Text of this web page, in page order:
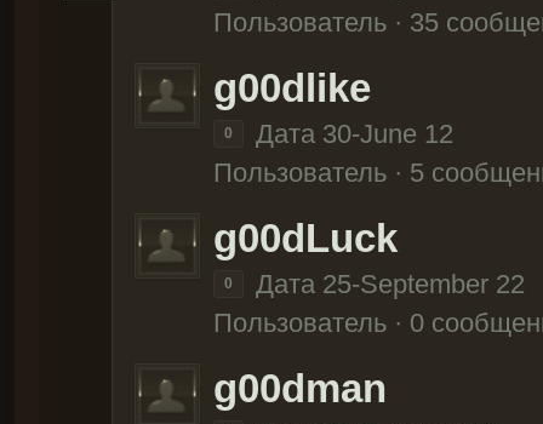
Пользователь · 35
g00dlike
0
Дата 30-June 12
Пользователь · 5
g00dLuck
0
Дата 25-September 22
Пользователь · 0
g00dman